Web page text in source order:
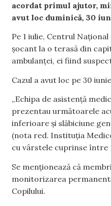
acordat primul ajutor,
avut loc duminică, 30
Pe 1 iulie, Centrul
șocant la o terasă din
ambulanței, ei fiind
Cazul a avut loc pe 30
„Echipa de asistență
prezentau următoarele
inferioare și slăbiciune
(nota red. Instituția
cu vârstele cuprinse între
Se menționează că
monitorizarea
Copilului.